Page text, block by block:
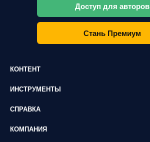
Доступ для авторов
Стань Премиум
КОНТЕНТ
ИНСТРУМЕНТЫ
СПРАВКА
КОМПАНИЯ